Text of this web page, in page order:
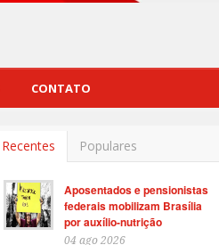
CONTATO
Recentes Populares
Aposentados e pensionistas
federais mobilizam Brasília
por auxílio-nutrição
04 ago 2026